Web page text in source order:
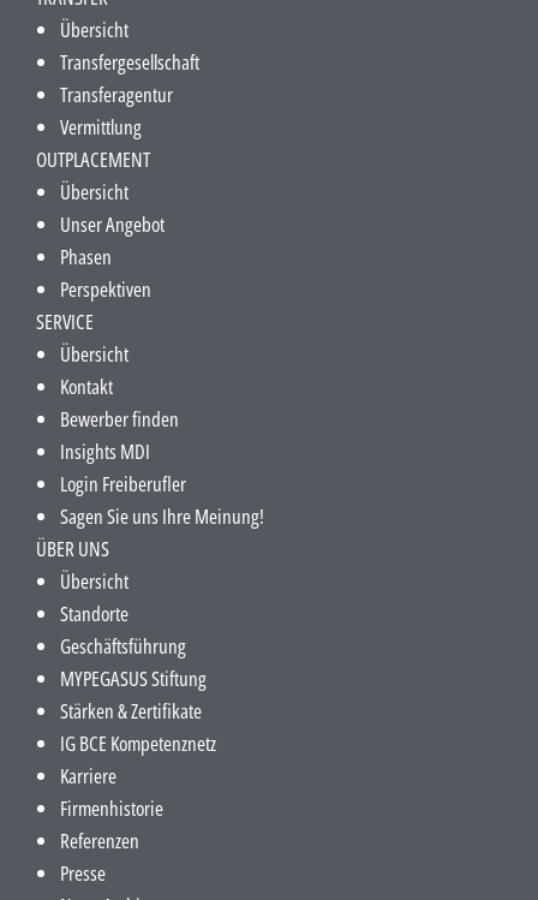
Übersicht
Transfergesellschaft
Transferagentur
Vermittlung
OUTPLACEMENT
Übersicht
Unser Angebot
Phasen
Perspektiven
SERVICE
Übersicht
Kontakt
Bewerber finden
Insights MDI
Login Freiberufler
Sagen Sie uns Ihre Meinung!
ÜBER UNS
Übersicht
Standorte
Geschäftsführung
MYPEGASUS Stiftung
Stärken & Zertifikate
IG BCE Kompetenznetz
Karriere
Firmenhistorie
Referenzen
Presse